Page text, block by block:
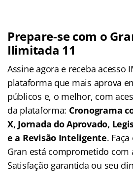
Prepare-se com o
Ilimitada 11
Assine agora e receba acesso
plataforma que mais aprova
públicos e, o melhor, com
da plataforma: Cronograma
X, Jornada do Aprovado,
e a Revisão Inteligente.
Gran está comprometido com
Satisfação garantida ou seu